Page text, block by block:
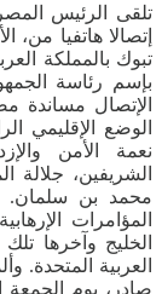
تلقى الرئيس
إتصالا هاتفيا
تبوك بالمملكة
بإسم رئاسة
الإتصال مساندة
الوضع الإقليمي
نعمة الأمن
الشريفين، جلالة
محمد بن سلمان.
المؤامرات
الخليج وآخرها
العربية المتحدة.
صادر، يوم الجمعة